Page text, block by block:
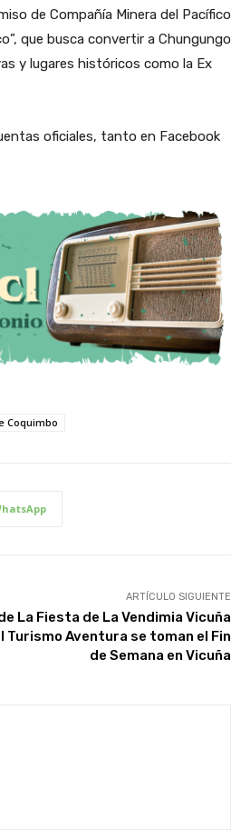
de Compañía Minera del Pacífico
que busca convertir a Chungungo
y lugares históricos como la Ex
oficiales, tanto en Facebook
Coquimbo
ARTÍCULO SIGUIENTE
La Fiesta de La Vendimia Vicuña
Turismo Aventura se toman el Fin
de Semana en Vicuña